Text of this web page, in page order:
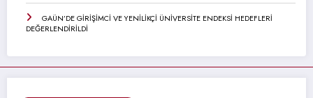
GAÜN’DE GİRİŞİMCİ VE YENİLİKÇİ ÜNİVERSİTE ENDEKSİ HEDEFLERİ
DEĞERLENDİRİLDİ